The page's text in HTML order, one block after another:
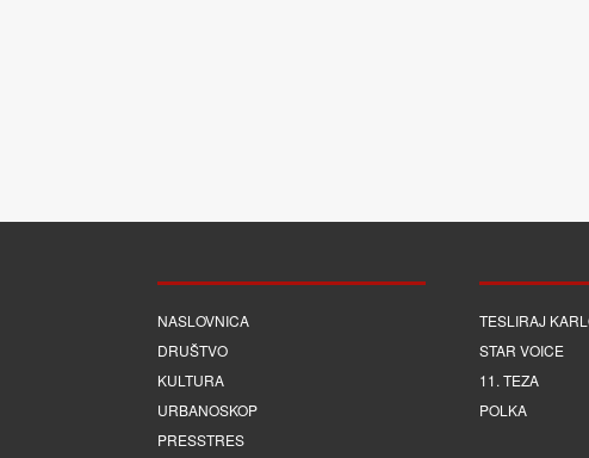
NASLOVNICA
DRUŠTVO
KULTURA
URBANOSKOP
PRESSTRES
TESLIRAJ
STAR VOICE
11. TEZA
POLKA